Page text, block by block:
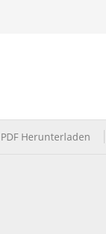
PDF Herunterladen